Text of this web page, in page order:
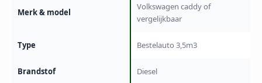
Merk & model
Volkswagen caddy of
vergelijkbaar
Type Bestelauto 3,5m3
Brandstof Diesel